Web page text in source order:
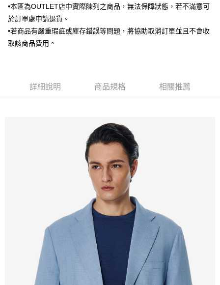
台新國際商業銀行
中國信託商業銀行
台灣樂天信用卡公司
元大商業銀行
永豐商業銀行
玉山商業銀行
台灣樂天信用卡公司
Google Pay
•本區為OUTLET店中實際陳列之商品，無法保障狀態，若不滿意可
於訂單處申請退貨。
•若商品有嚴重瑕疵或庫存錯誤等問題，將協助取消訂單並且不會收
取該商品費用。
詳細說明 商品規格 相關推薦